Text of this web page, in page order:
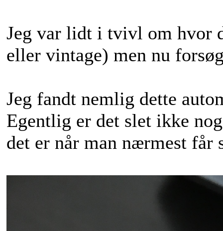
Jeg var lidt i tvivl om hvor
eller vintage) men nu
Jeg fandt nemlig dette
Egentlig er det slet ikke
det er når man nærmest